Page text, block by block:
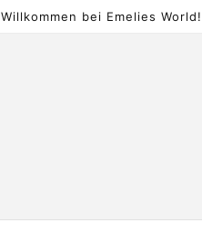
Willkommen bei Emelies World!